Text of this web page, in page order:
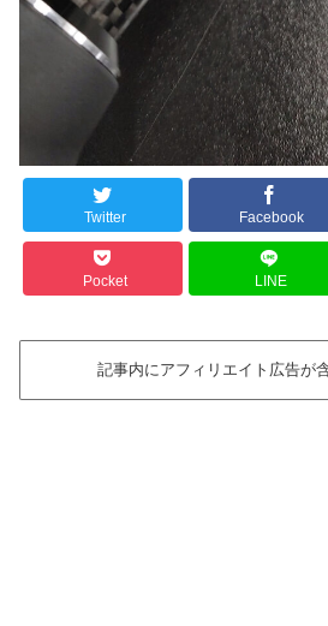
Twitter Facebook
Pocket LINE
記事内にアフィリエイト広告が